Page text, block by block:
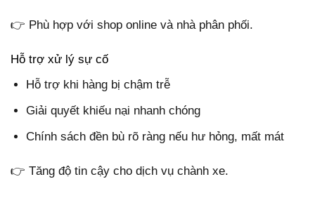
👉 Phù hợp với shop online và nhà phân phối.
Hỗ trợ xử lý sự cố
Hỗ trợ khi hàng bị chậm trễ
Giải quyết khiếu nại nhanh chóng
Chính sách đền bù rõ ràng nếu hư hỏng, mất mát
👉 Tăng độ tin cậy cho dịch vụ chành xe.